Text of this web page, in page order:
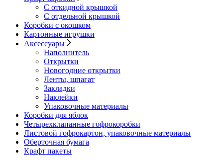
С откидной крышкой
С отдельной крышкой
Коробки с окошком
Картонные игрушки
Аксессуары
Наполнитель
Открытки
Новогодние открытки
Ленты, шпагат
Закладки
Наклейки
Упаковочные материалы
Коробки для яблок
Четырехклапанные гофрокоробки
Листовой гофрокартон, упаковочные материалы
Оберточная бумага
Крафт пакеты